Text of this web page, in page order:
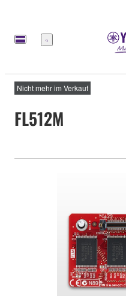
Menü
Nicht mehr im Verkauf
FL512M